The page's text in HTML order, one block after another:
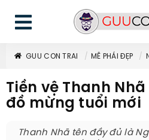
GUU CON TRAI MÊ PHÁI ĐẸP
Tiền vệ Thanh
đồ mừng tuổi mới
Thanh Nhã tên đầy đủ là